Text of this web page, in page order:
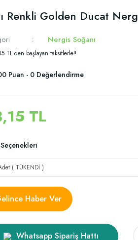
Renkli Golden Ducat
Nergis Soğanı
TL den başlayan taksitlerle!!
Puan - 0 Değerlendirme
TL
Haber Ver
Whatsapp Sipariş Hattı